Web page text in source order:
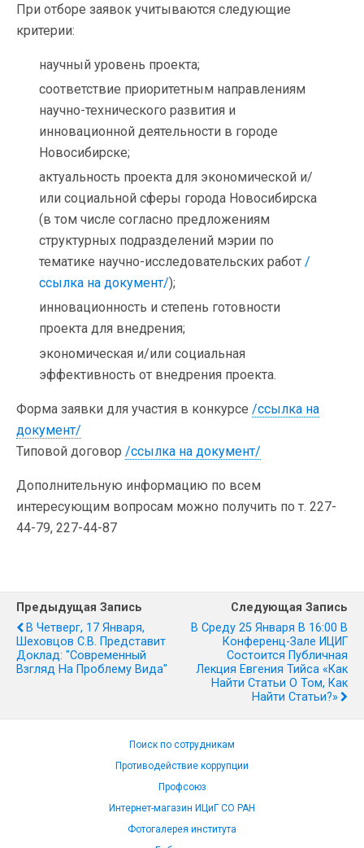
При отборе заявок учитываются следующие
критерии:
научный уровень проекта;
соответствие приоритетным направлениям
научно-технического развития и
инновационной деятельности в городе
Новосибирске;
актуальность проекта для экономической и/
или социальной сферы города Новосибирска
(в том числе согласно предложениям
структурных подразделений мэрии по
тематике научно-исследовательских работ /
ссылка на документ/);
инновационность и степень готовности
проекта для внедрения;
экономическая и/или социальная
эффективность от внедрения проекта.
Форма заявки для участия в конкурсе /ссылка на
документ/
Типовой договор /ссылка на документ/
Дополнительную информацию по всем
интересующим вопросам можно получить по т. 227-
44-79, 227-44-87
Предыдущая Запись
В Четверг, 17 Января,
Шеховцов С.В. Представит
Доклад: "Современный
Взгляд На Проблему Вида"
Следующая Запись
В Среду 25 Января В 16:00 В
Конференц-Зале ИЦИГ
Cостоится Публичная
Лекция Евгения Тийса «Как
Найти Статьи О Том, Как
Найти Статьи?»
Поиск по сотрудникам
Противодействие коррупции
Профсоюз
Интернет-магазин ИЦиГ СО РАН
Фотогалерея института